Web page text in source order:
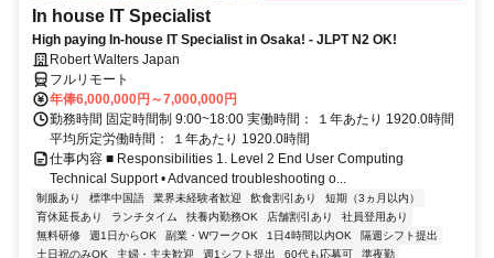
In house IT Specialist
High paying In-house IT Specialist in Osaka! - JLPT N2 OK!
Robert Walters Japan
フルリモート
年俸6,000,000円～7,000,000円
勤務時間 固定時間制 9:00~18:00 実働時間： １年あたり 1920.0時間
平均所定労働時間： １年あたり 1920.0時間
仕事内容 ■ Responsibilities 1. Level 2 End User Computing
Technical Support • Advanced troubleshooting o...
制服あり 標準中国語 業界未経験者歓迎 飲食割引あり
短期（3ヵ月以内）
育休延長あり
ランチタイム 扶養内勤務OK 店舗割引あり
社員登用あり
無料研修
週1日からOK 副業・WワークOK 1日4時間以内OK
隔週シフト提出
土日祝のみOK
主婦・主夫歓迎 週1シフト提出 60代も応募可 準夜勤